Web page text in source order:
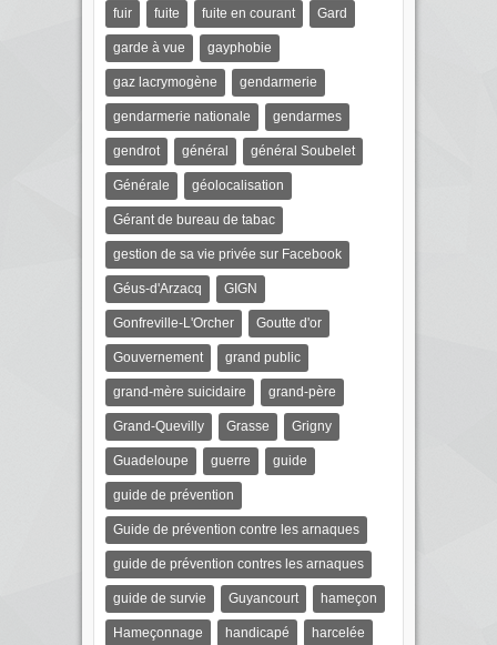
fuir fuite fuite en courant Gard
garde à vue gayphobie
gaz lacrymogène gendarmerie
gendarmerie nationale gendarmes
gendrot général général Soubelet
Générale géolocalisation
Gérant de bureau de tabac
gestion de sa vie privée sur Facebook
Géus-d'Arzacq GIGN
Gonfreville-L'Orcher Goutte d'or
Gouvernement grand public
grand-mère suicidaire grand-père
Grand-Quevilly Grasse Grigny
Guadeloupe guerre guide
guide de prévention
Guide de prévention contre les arnaques
guide de prévention contres les arnaques
guide de survie Guyancourt hameçon
Hameçonnage handicapé harcelée